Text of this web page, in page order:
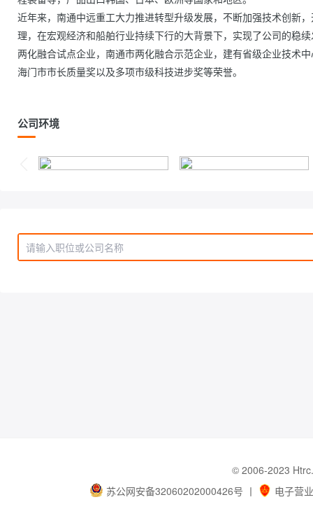
近年来，南通中远重工大力推进转型升级发展，不断加强技术创新
理，在宏观经济和船舶行业持续下行的大背景下，实现了公司的稳
两化融合试点企业，南通市两化融合示范企业，建有省级企业技术
海门市市长质量奖以及多项市级科技进步奖等荣誉。
公司环境
© 2006-2023
苏公网安备32060202000426号 丨 电子营